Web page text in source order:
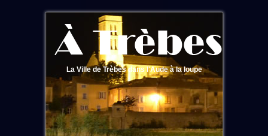
La Ville de Trèbes dans l'Aude à la loupe